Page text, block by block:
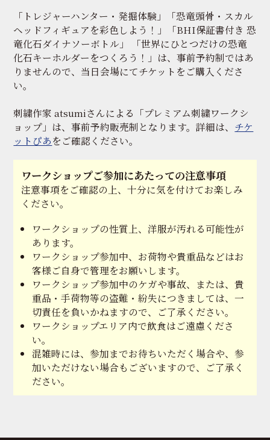
「トレジャーハンター・発掘体験」「恐竜頭骨・スカル
ヘッドフィギュアを彩色しよう！」「BHI保証書付き 恐
竜化石ダイナソーボトル」 「世界にひとつだけの恐竜
化石キーホルダーをつくろう！」は、事前予約制ではあ
りませんので、当日会場にてチケットをご購入くださ
い。
刺繍作家 atsumiさんによる「プレミアム刺繍ワークシ
ョップ」は、事前予約販売制となります。詳細は、 チケ
ットぴあをご確認ください。
ワークショップご参加にあたっての注意事項
注意事項をご確認の上、十分に気を付けてお楽しみ
ください。
ワークショップの性質上、洋服が汚れる可能性が
あります。
ワークショップ参加中、お荷物や貴重品などはお
客様ご自身で管理をお願いします。
ワークショップ参加中のケガや事故、または、貴
重品・手荷物等の盗難・紛失につきましては、一
切責任を負いかねますので、ご了承ください。
ワークショップエリア内で飲食はご遠慮くださ
い。
混雑時には、参加までお待ちいただく場合や、参
加いただけない場合もございますので、ご了承く
ださい。